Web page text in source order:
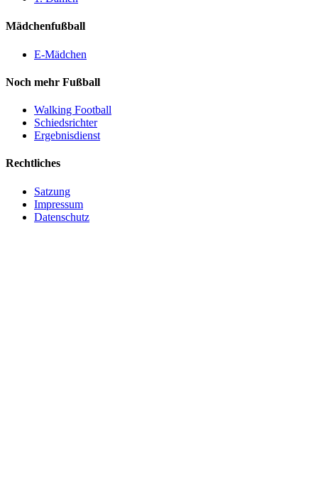
Mädchenfußball
E-Mädchen
Noch mehr Fußball
Walking Football
Schiedsrichter
Ergebnisdienst
Rechtliches
Satzung
Impressum
Datenschutz